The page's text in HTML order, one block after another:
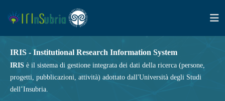
IRIS - Institutional Research Information System
IRIS è il sistema di gestione integrata dei dati della ricerca (persone,
progetti, pubblicazioni, attività) adottato dall'Università degli Studi
dell’Insubria.